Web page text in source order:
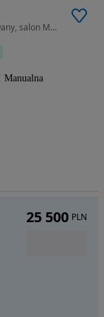
1199 cm3 • 110 KM • Pierwszy właściciel, garażowany, salon Marimex
Manualna
25 500 PLN